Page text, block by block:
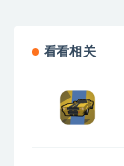
看看相关